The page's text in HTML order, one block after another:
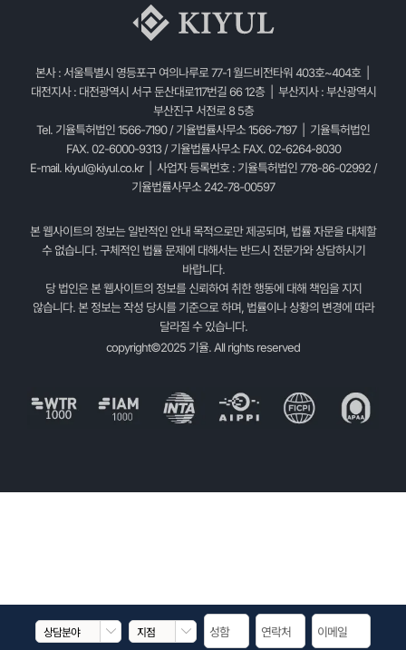
본사 : 서울특별시 영등포구 여의나루로 77-1 월드비전타워 403호~404호 |
대전지사 : 대전광역시 서구 둔산대로117번길 66 12층 | 부산지사 : 부산광역시
부산진구 서전로 8 5층
Tel. 기율특허법인 1566-7190 / 기율법률사무소 1566-7197 | 기율특허법인
FAX. 02-6000-9313 / 기율법률사무소 FAX. 02-6264-8030
E-mail. kiyul@kiyul.co.kr| 사업자 등록번호 : 기율특허법인 778-86-02992 /
기율법률사무소 242-78-00597
본 웹사이트의 정보는 일반적인 안내 목적으로만 제공되며, 법률 자문을 대체할
수 없습니다. 구체적인 법률 문제에 대해서는 반드시 전문가와 상담하시기
바랍니다.
당 법인은 본 웹사이트의 정보를 신뢰하여 취한 행동에 대해 책임을 지지
않습니다. 본 정보는 작성 당시를 기준으로 하며, 법률이나 상황의 변경에 따라
달라질 수 있습니다.
copyright©2025 기율. All rights reserved
 